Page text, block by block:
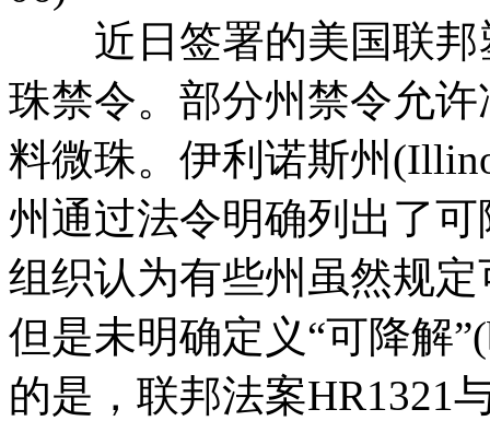
近日签署的美国联邦
珠禁令。部分州禁令允
料微珠。伊利诺斯州
州通过法令明确列出了
组织认为有些州虽然规
但是未明确定义“可降解
的是，联邦法案HR1321